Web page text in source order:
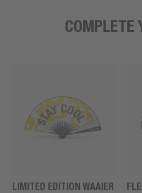
COMPLETE
LIMITED EDITION WAAIER